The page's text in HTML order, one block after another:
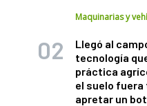
Maquinarias y
Llegó al
tecnología
práctica
el suelo
apretar un